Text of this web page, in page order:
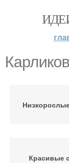
Красивые